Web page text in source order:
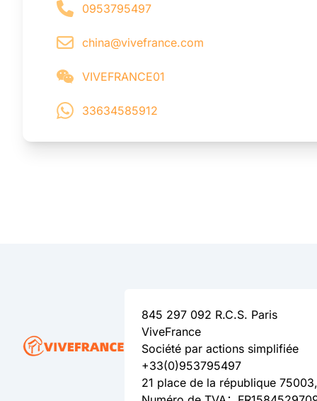
0953795497
china@vivefrance.com
VIVEFRANCE01
33634585912
845 297 092 R.C.S. Paris
ViveFrance
Société par actions simplifiée
+33(0)953795497
21 place de la république